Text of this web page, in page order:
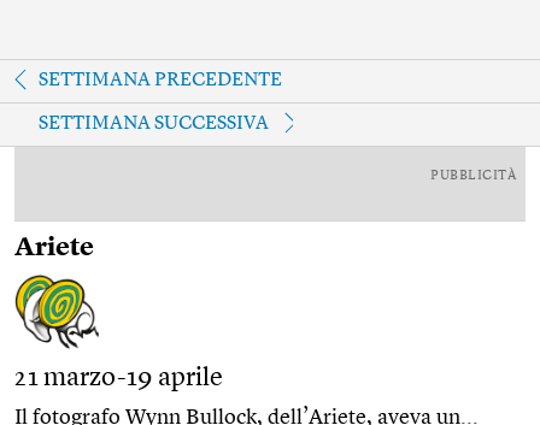
SETTIMANA PRECEDENTE
SETTIMANA SUCCESSIVA
PUBBLICITÀ
Ariete
21 marzo-19 aprile
Il fotografo Wynn Bullock, dell’Ariete, aveva un...